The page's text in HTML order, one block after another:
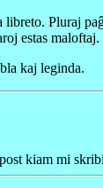
Pluraj
estas maloftaj.
kaj leginda.
kiam mi